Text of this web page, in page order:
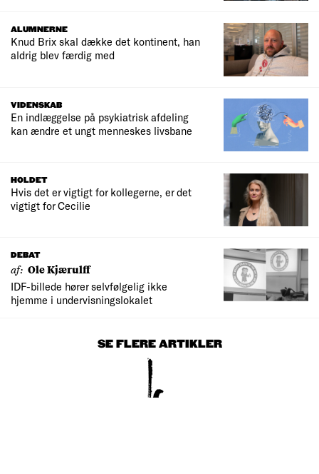
ALUMNERNE
Knud Brix skal dække det kontinent, han
aldrig blev færdig med
VIDENSKAB
En indlæggelse på psykiatrisk afdeling
kan ændre et ungt menneskes livsbane
HOLDET
Hvis det er vigtigt for kollegerne, er det
vigtigt for Cecilie
DEBAT
af: Ole Kjærulff
IDF-billede hører selvfølgelig ikke
hjemme i undervisningslokalet
SE FLERE ARTIKLER